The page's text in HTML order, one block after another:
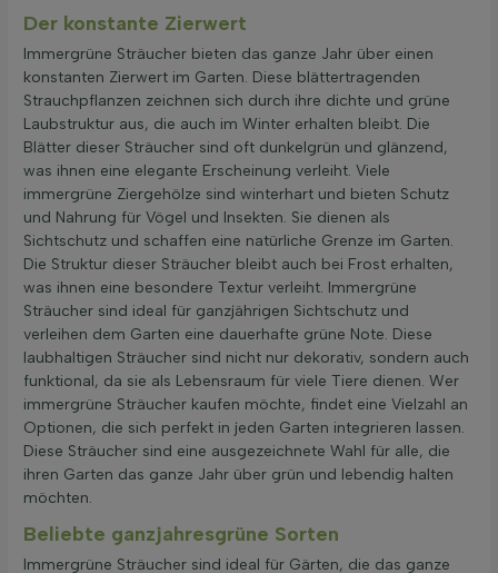
Der konstante Zierwert
Immergrüne Sträucher bieten das ganze Jahr über einen
konstanten Zierwert im Garten. Diese blättertragenden
Strauchpflanzen zeichnen sich durch ihre dichte und grüne
Laubstruktur aus, die auch im Winter erhalten bleibt. Die
Blätter dieser Sträucher sind oft dunkelgrün und glänzend,
was ihnen eine elegante Erscheinung verleiht. Viele
immergrüne Ziergehölze sind winterhart und bieten Schutz
und Nahrung für Vögel und Insekten. Sie dienen als
Sichtschutz und schaffen eine natürliche Grenze im Garten.
Die Struktur dieser Sträucher bleibt auch bei Frost erhalten,
was ihnen eine besondere Textur verleiht. Immergrüne
Sträucher sind ideal für ganzjährigen Sichtschutz und
verleihen dem Garten eine dauerhafte grüne Note. Diese
laubhaltigen Sträucher sind nicht nur dekorativ, sondern auch
funktional, da sie als Lebensraum für viele Tiere dienen. Wer
immergrüne Sträucher kaufen möchte, findet eine Vielzahl an
Optionen, die sich perfekt in jeden Garten integrieren lassen.
Diese Sträucher sind eine ausgezeichnete Wahl für alle, die
ihren Garten das ganze Jahr über grün und lebendig halten
möchten.
Beliebte ganzjahresgrüne Sorten
Immergrüne Sträucher sind ideal für Gärten, die das ganze